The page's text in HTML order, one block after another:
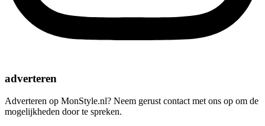
adverteren
Adverteren op MonStyle.nl? Neem gerust contact met ons op om de
mogelijkheden door te spreken.